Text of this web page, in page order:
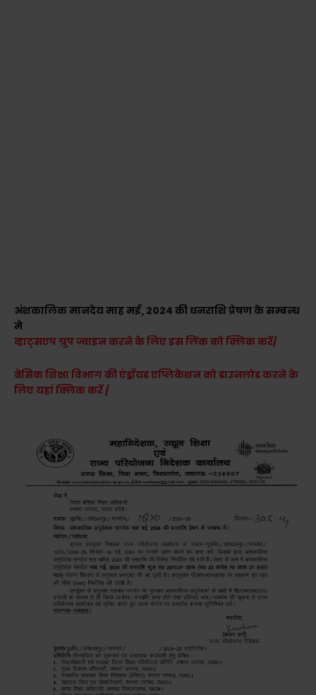
अंशकालिक मानदेय माह मई, 2024 की धनराशि प्रेषण के सम्बन्ध
मे
व्हाट्सएप ग्रुप ज्वाइन करने के लिए इस लिंक को क्लिक करें/
बेसिक शिक्षा विभाग की एंड्रॉयड एप्लिकेशन को डाउनलोड करने के
लिए यहां क्लिक करें /